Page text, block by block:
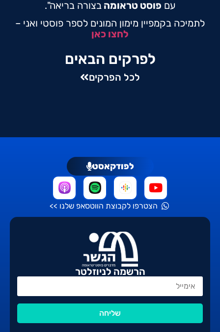
עם פוסט טראומהבצורה בריאה".
לתמיכה בקמפיין מימון המונים לספר פוסטי ואני –
לחצו כאן
לפרקים הבאים
לכל הפרקים
לפודקאסט
הצטרפו לקבוצת הווטסאפ שלנו >>
הרשמה לניוזלטר
שליחה